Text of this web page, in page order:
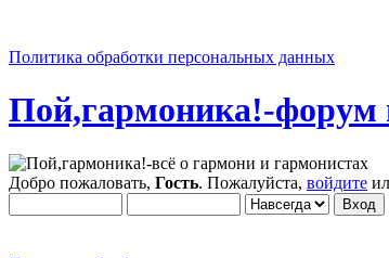
Политика обработки персональных данных
Пой,гармоника!-форум
Добро пожаловать, Гость. Пожалуйста, войдите